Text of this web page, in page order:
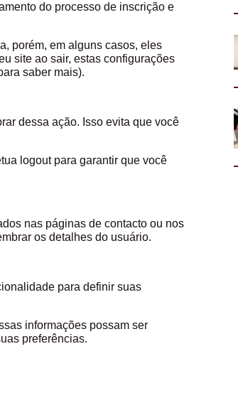
do processo de inscrição e
porém, em alguns casos, eles
site ao sair, estas configurações
saber mais).
dessa ação. Isso evita que você
logout para garantir que você
ao efetuar login.
nas páginas de contacto ou nos
os detalhes do usuário.
para definir suas
informações possam ser
por suas preferências.